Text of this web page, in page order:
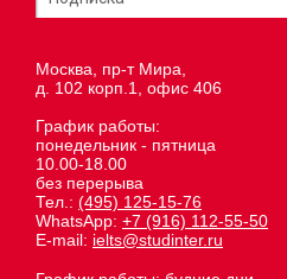
Москва, пр-т Мира,
д. 102 корп.1, офис 406
График работы:
понедельник - пятница
10.00-18.00
без перерыва
Тел.: (495) 125-15-76
WhatsApp: +7 (916) 112-55-50
E-mail: ielts@studinter.ru